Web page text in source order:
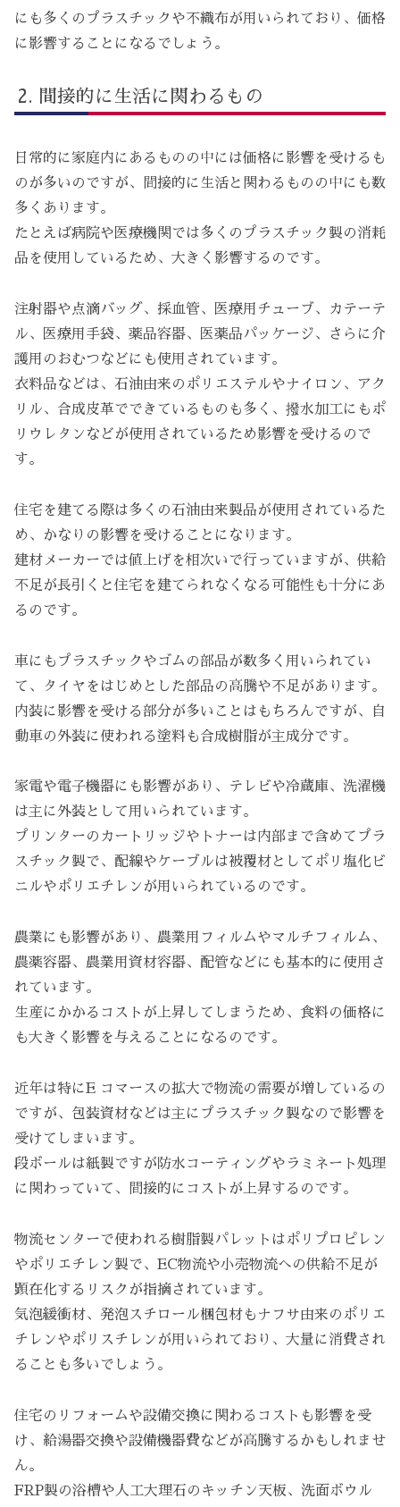
にも多くのプラスチックや不織布が用いられており、価格
に影響することになるでしょう。
間接的に生活に関わるもの
日常的に家庭内にあるものの中には価格に影響を受けるも
のが多いのですが、間接的に生活と関わるものの中にも数
多くあります。
たとえば病院や医療機関では多くのプラスチック製の消耗
品を使用しているため、大きく影響するのです。
注射器や点滴バッグ、採血管、医療用チューブ、カテーテ
ル、医療用手袋、薬品容器、医薬品パッケージ、さらに介
護用のおむつなどにも使用されています。
衣料品などは、石油由来のポリエステルやナイロン、アク
リル、合成皮革でできているものも多く、撥水加工にもポ
リウレタンなどが使用されているため影響を受けるので
す。
住宅を建てる際は多くの石油由来製品が使用されているた
め、かなりの影響を受けることになります。
建材メーカーでは値上げを相次いで行っていますが、供給
不足が長引くと住宅を建てられなくなる可能性も十分にあ
るのです。
車にもプラスチックやゴムの部品が数多く用いられてい
て、タイヤをはじめとした部品の高騰や不足があります。
内装に影響を受ける部分が多いことはもちろんですが、自
動車の外装に使われる塗料も合成樹脂が主成分です。
家電や電子機器にも影響があり、テレビや冷蔵庫、洗濯機
は主に外装として用いられています。
プリンターのカートリッジやトナーは内部まで含めてプラ
スチック製で、配線やケーブルは被覆材としてポリ塩化ビ
ニルやポリエチレンが用いられているのです。
農業にも影響があり、農業用フィルムやマルチフィルム、
農薬容器、農業用資材容器、配管などにも基本的に使用さ
れています。
生産にかかるコストが上昇してしまうため、食料の価格に
も大きく影響を与えることになるのです。
近年は特にE コマースの拡大で物流の需要が増しているの
ですが、包装資材などは主にプラスチック製なので影響を
受けてしまいます。
段ボールは紙製ですが防水コーティングやラミネート処理
に関わっていて、間接的にコストが上昇するのです。
物流センターで使われる樹脂製パレットはポリプロピレン
やポリエチレン製で、EC物流や小売物流への供給不足が
顕在化するリスクが指摘されています。
気泡緩衝材、発泡スチロール梱包材もナフサ由来のポリエ
チレンやポリスチレンが用いられており、大量に消費され
ることも多いでしょう。
住宅のリフォームや設備交換に関わるコストも影響を受
け、給湯器交換や設備機器費などが高騰するかもしれませ
ん。
FRP製の浴槽や人工大理石のキッチン天板、洗面ボウル